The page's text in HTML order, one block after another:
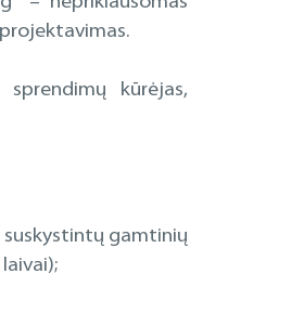
kūrėjas,
suskystintų gamtinių